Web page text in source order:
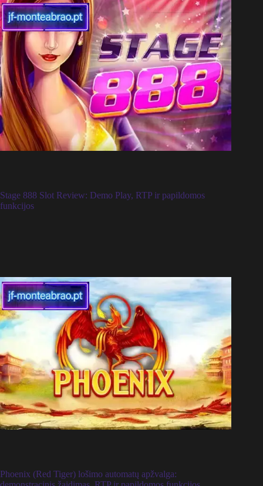
Stage 888 Slot Review: Demo Play, RTP ir papildomos
funkcijos
Phoenix (Red Tiger) lošimo automatų apžvalga: